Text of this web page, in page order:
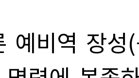
예비역 장성